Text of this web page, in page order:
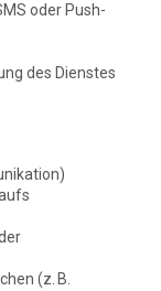
oder Push-
des Dienstes
(z. B.